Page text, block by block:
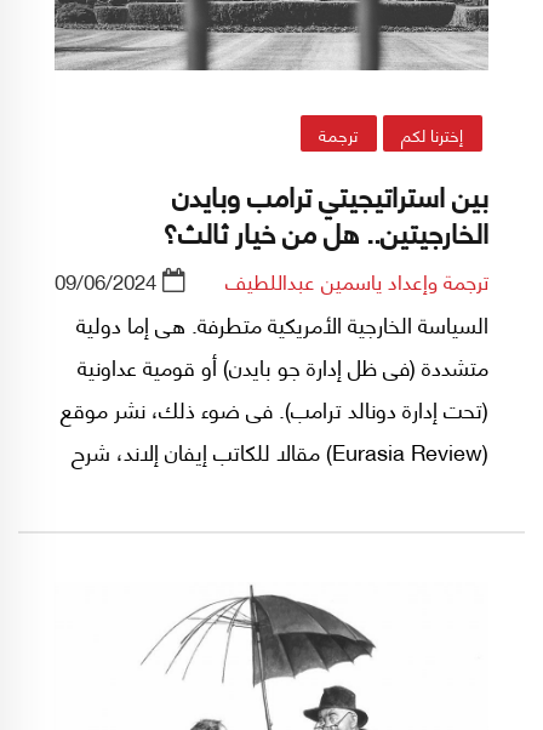
إخترنا لكم ترجمة
بين استراتيجيتي ترامب وبايدن
الخارجيتين.. هل من خيار ثالث؟
ترجمة وإعداد ياسمين عبداللطيف 09/06/2024
السياسة الخارجية الأمريكية متطرفة. هى إما دولية
متشددة (فى ظل إدارة جو بايدن) أو قومية عداونية
(تحت إدارة دونالد ترامب). فى ضوء ذلك، نشر موقع
(Eurasia Review) مقالا للكاتب إيفان إلاند، شرح
للسياسة الخارجية نصح الولايات المتحدة بالسير فيه،
إذا أرادت ألا تواجه انحدارا شهدته العديد من
الإمبراطوريات السابقة.